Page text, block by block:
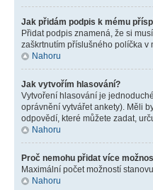
Jak přidám podpis k mému
Přidat podpis znamená, že si
zaškrtnutím příslušného políčka v
Nahoru
Jak vytvořím hlasování?
Vytvoření hlasování je
oprávnění vytvářet ankety). Měli
odpovědí, které můžete zadat,
Nahoru
Proč nemohu přidat více
Maximální počet možností
Nahoru